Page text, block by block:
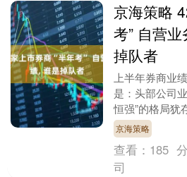
京海策略
考” 自营
掉队者
上半年券商业
是：头部公司
恒强”的格局犹
分化明显，既有
也有营业收入逆
京海策略
查看： 185
司